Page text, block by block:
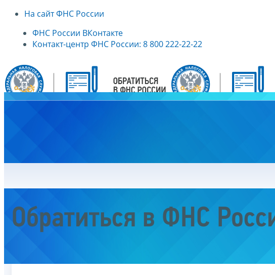
На сайт ФНС России
ФНС России ВКонтакте
Контакт-центр ФНС России: 8 800 222-22-22
Обратиться в ФНС